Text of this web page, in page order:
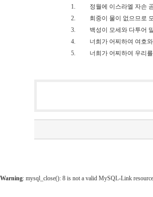
1.
정월에 이스라엘 자손
2.
회중이 물이 없으므로
3.
백성이 모세와 다투어
4.
너희가 어찌하여 여호
5.
너희가 어찌하여 우리
Warning: mysql_close(): 8 is not a valid MySQL-Link